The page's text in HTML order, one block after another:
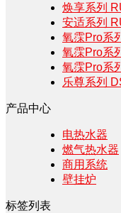
焕享系列
安适系列
氧霂Pro系
氧霂Pro系
氧霂Pro系
乐尊系列
产品中心
电热水器
燃气热水器
商用系统
壁挂炉
标签列表